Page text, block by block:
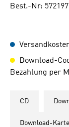
Best.-Nr: 572197
Download-
Bezahlung per
CD
Download-